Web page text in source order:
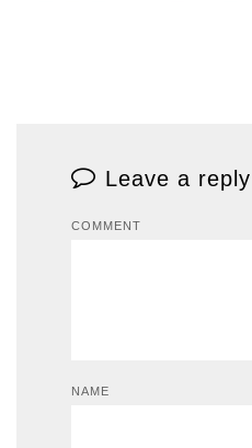
Leave a reply
COMMENT
NAME